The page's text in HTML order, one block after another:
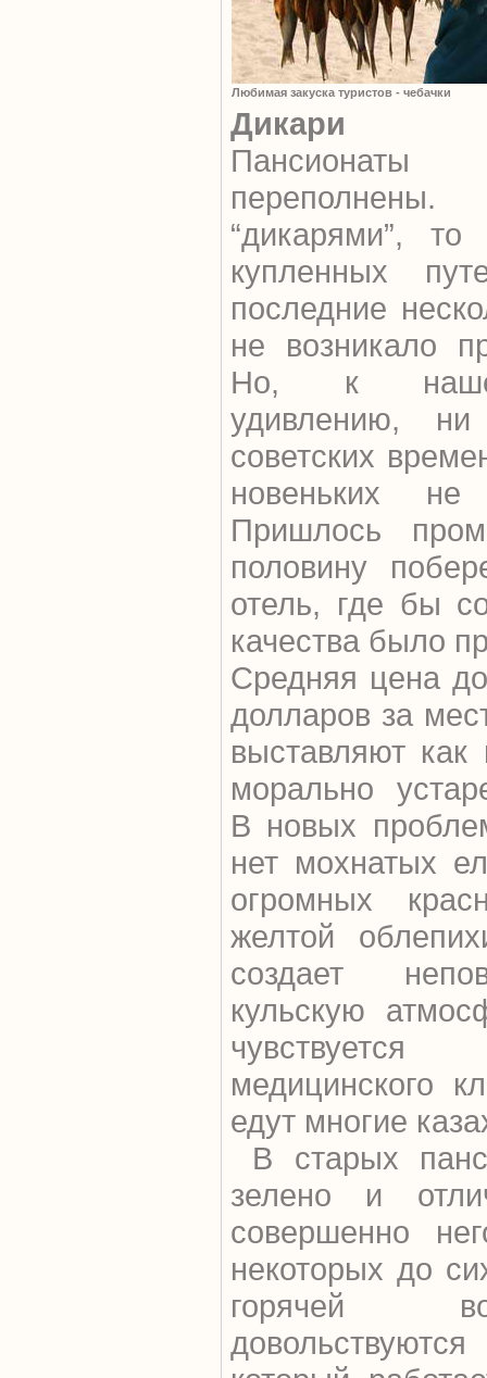
Любимая закуска туристов - чебачки
Дикари
Пансионаты
“дикарями”,
купленных
последние
не возникало
Но, к
удивлению,
советских
новеньких не
Пришлось
половину
отель, где бы
качества было
Средняя цена
долларов за
выставляют
морально
В новых
нет мохнатых
огромных
желтой
создает
кульскую
медицинского
едут многие
В старых
зелено и
совершенно
некоторых до
горячей